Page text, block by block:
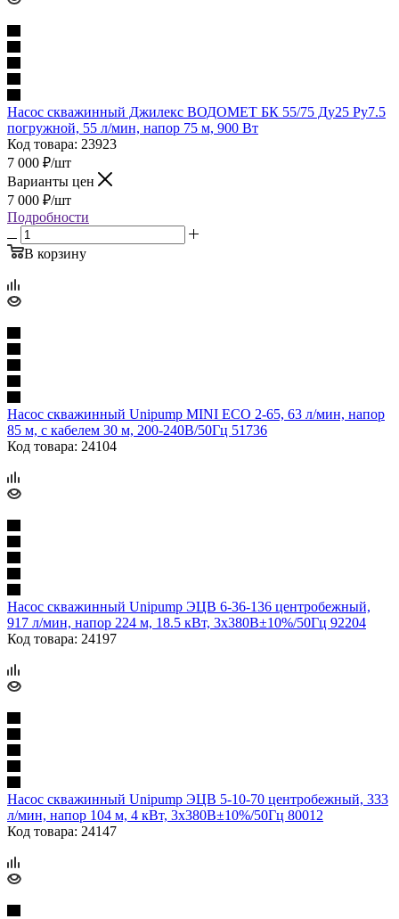
Насос скважинный Джилекс ВОДОМЕТ БК 55/75 Ду25 Ру7.5
погружной, 55 л/мин, напор 75 м, 900 Вт
Код товара: 23923
7 000 ₽/шт
Варианты цен
7 000 ₽/шт
Подробности
В корзину
Насос скважинный Unipump MINI ECO 2-65, 63 л/мин, напор
85 м, с кабелем 30 м, 200-240В/50Гц 51736
Код товара: 24104
Насос скважинный Unipump ЭЦВ 6-36-136 центробежный,
917 л/мин, напор 224 м, 18.5 кВт, 3х380В±10%/50Гц 92204
Код товара: 24197
Насос скважинный Unipump ЭЦВ 5-10-70 центробежный, 333
л/мин, напор 104 м, 4 кВт, 3х380В±10%/50Гц 80012
Код товара: 24147